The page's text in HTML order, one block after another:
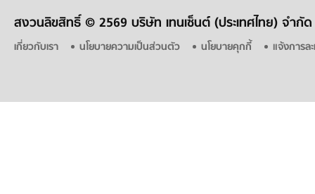
สงวนลิขสิทธิ์ © 2569 บริษัท เทนเซ็นต์ (ประเทศไทย) จำกัด
เกี่ยวกับเรา นโยบายความเป็นส่วนตัว นโยบายคุกกี้ แจ้งการล